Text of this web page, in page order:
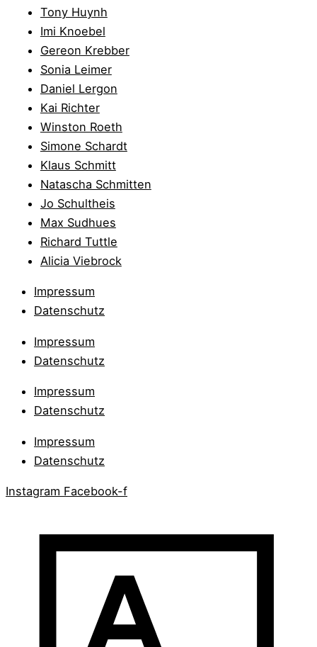
Tony Huynh
Imi Knoebel
Gereon Krebber
Sonia Leimer
Daniel Lergon
Kai Richter
Winston Roeth
Simone Schardt
Klaus Schmitt
Natascha Schmitten
Jo Schultheis
Max Sudhues
Richard Tuttle
Alicia Viebrock
Impressum
Datenschutz
Impressum
Datenschutz
Impressum
Datenschutz
Impressum
Datenschutz
Instagram Facebook-f